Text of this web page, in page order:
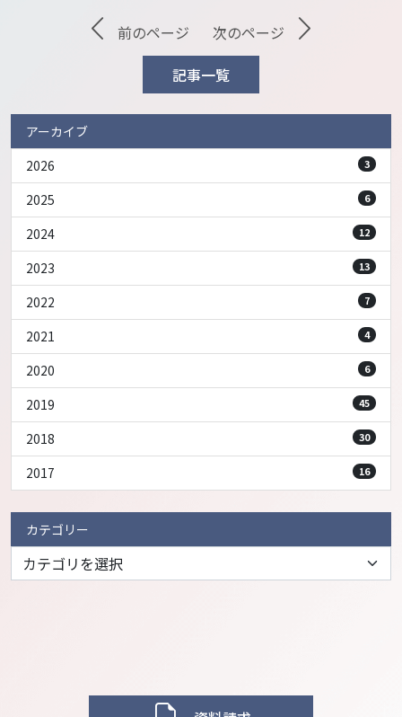
前のページ
記事一覧
次のページ
アーカイブ
2026
3
2025 6
2024 12
2023 13
2022 7
2021 4
2020 6
2019 45
2018 30
2017 16
カテゴリー